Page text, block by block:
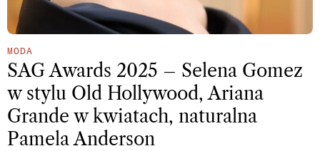
MODA
SAG Awards 2025 – Selena Gomez
w stylu Old Hollywood, Ariana
Grande w kwiatach, naturalna
Pamela Anderson